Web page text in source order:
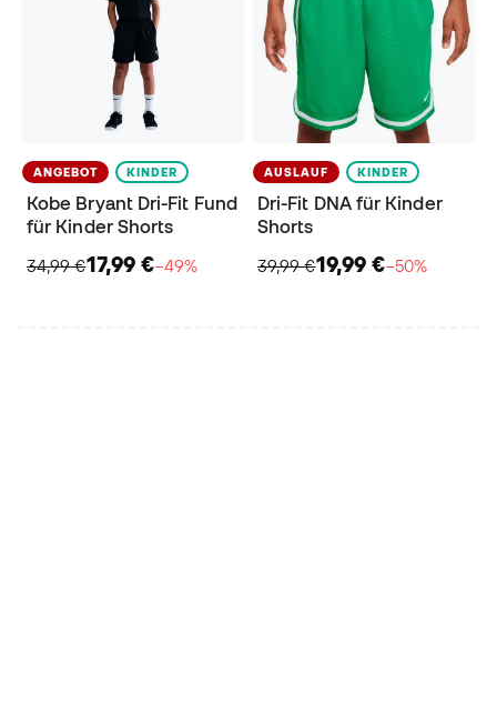
ANGEBOT KINDER
Kobe Bryant Dri-Fit Fund
für Kinder Shorts
34,99 €17,99 €−49%
AUSLAUF KINDER
Dri-Fit DNA für Kinder
Shorts
39,99 €19,99 €−50%